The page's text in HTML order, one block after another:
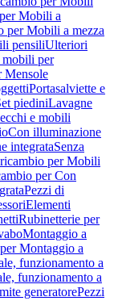
Mobili a
per Mobili a mezza
pensiliUlteriori
per
Mensole
Portasalviette e
piediniLavagne
e mobili
Con illuminazione
integrataSenza
per Mobili
per Con
Pezzi di
Elementi
Rubinetterie per
Montaggio a
Montaggio a
funzionamento a
funzionamento a
generatorePezzi